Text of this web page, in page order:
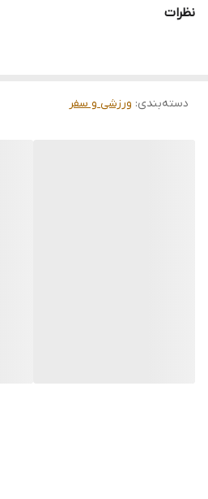
نظرات
دسته‌بندی: ورزشی و سفر